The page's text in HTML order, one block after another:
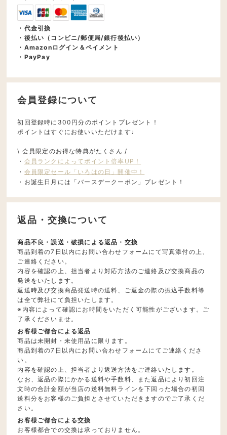
・代金引換
・後払い（コンビニ/郵便局/銀行後払い）
・Amazonログイン＆ペイメント
・PayPay
会員登録について
初回登録時に300円分のポイントプレゼント！
ポイントはすぐにお使いいただけます♩
\ 会員限定のお得な特典がたくさん /
・ 会員ランクによってポイント倍率UP！
・ 会員限定セール「いろはの日」開催中！
・お誕生日月には「バースデークーポン」プレゼント！
返品・交換について
商品不良・誤送・破損による返品・交換
商品到着の7日以内にお問い合わせフォームにて写真添付の上、
ご連絡ください。
内容を確認の上、担当者より対応方法のご連絡及び交換商品の
発送をいたします。
返送時及び交換商品発送時の送料、ご返金の際の振込手数料等
は全て弊社にて負担いたします。
※内容によって確認にお時間をいただく可能性がございます。ご
了承くださいませ。
お客様ご都合による返品
商品は未開封・未使用品に限ります。
商品到着の7日以内にお問い合わせフォームにてご連絡くださ
い。
内容を確認の上、担当者より返送方法をご連絡いたします。
なお、返品の際にかかる送料や手数料、また返品により初回注
文時の合計金額が当店の送料無料ラインを下回った場合の初回
送料分をお客様のご負担とさせていただきますのでご了承くだ
さい。
お客様ご都合による交換
お客様都合での交換は承っておりません。